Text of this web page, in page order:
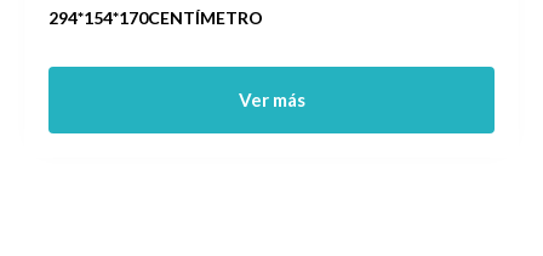
294*154*170CENTÍMETRO
Ver más